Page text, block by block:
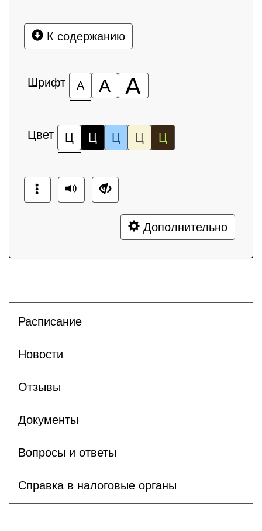
К содержанию
Шрифт А А А
Цвет Ц Ц Ц Ц Ц
Дополнительно
Расписание
Новости
Отзывы
Документы
Вопросы и ответы
Справка в налоговые органы